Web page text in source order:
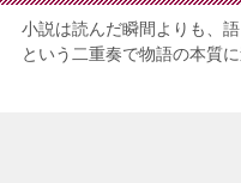
小説は読んだ瞬間よりも、
という二重奏で物語の本質